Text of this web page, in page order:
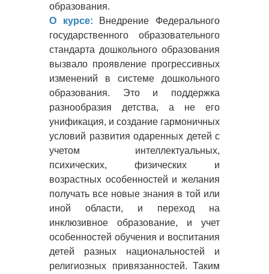
образования.
О курсе: Внедрение Федерального
государственного образовательного
стандарта дошкольного образования
вызвало проявление прогрессивных
изменений в системе дошкольного
образования. Это и поддержка
разнообразия детства, а не его
унификация, и создание гармоничных
условий развития одаренных детей с
учетом интеллектуальных,
психических, физических и
возрастных особенностей и желания
получать все новые знания в той или
иной области, и переход на
инклюзивное образование, и учет
особенностей обучения и воспитания
детей разных национальностей и
религиозных привязанностей. Таким